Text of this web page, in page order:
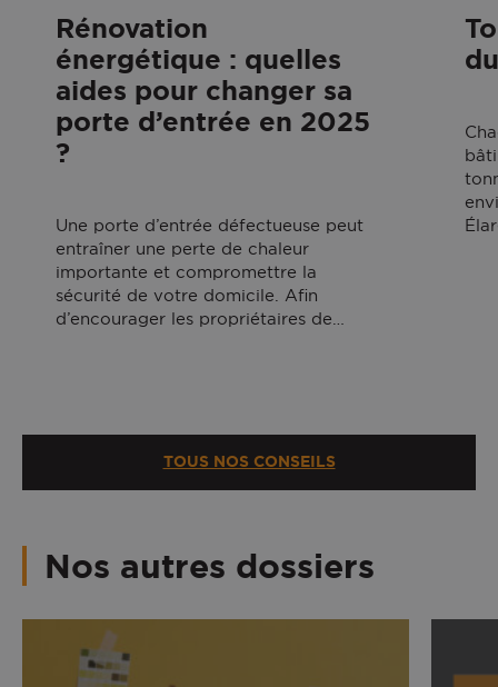
Rénovation
énergétique : quelles
aides pour changer sa
porte d’entrée en 2025
?
Une porte d’entrée défectueuse peut
entraîner une perte de chaleur
importante et compromettre la
sécurité de votre domicile. Afin
d’encourager les propriétaires de…
TOUS NOS CONSEILS
Nos autres dossiers